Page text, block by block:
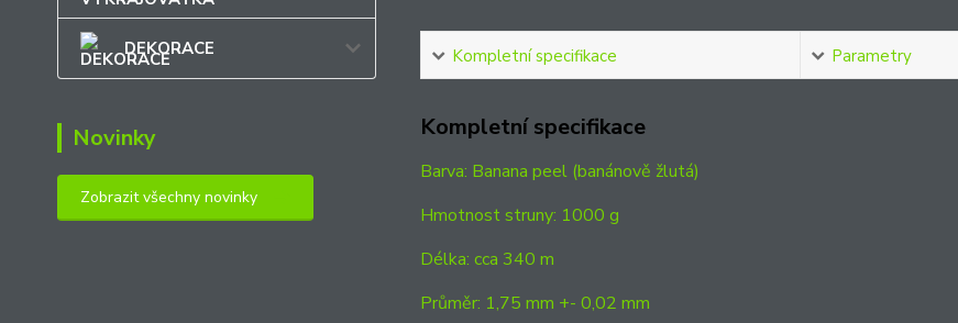
DEKORACE
Novinky
Zobrazit všechny novinky
Kompletní specifikace Parametry
Kompletní specifikace
Barva: Banana peel (banánově žlutá)
Hmotnost struny: 1000 g
Délka: cca 340 m
Průměr: 1,75 mm +- 0,02 mm